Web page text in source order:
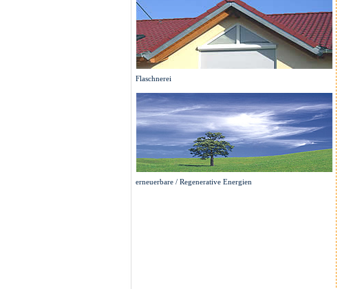
Flaschnerei
erneuerbare / Regenerative Energien